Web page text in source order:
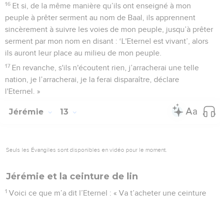
16 Et si, de la même manière qu’ils ont enseigné à mon
peuple à prêter serment au nom de Baal, ils apprennent
sincèrement à suivre les voies de mon peuple, jusqu’à prêter
serment par mon nom en disant : ‘L'Eternel est vivant’, alors
ils auront leur place au milieu de mon peuple.
17 En revanche, s'ils n'écoutent rien, j’arracherai une telle
nation, je l’arracherai, je la ferai disparaître, déclare
l'Eternel. »
Jérémie 13
Seuls les Évangiles sont disponibles en vidéo pour le moment.
Jérémie et la ceinture de lin
1 Voici ce que m’a dit l’Eternel : « Va t’acheter une ceinture